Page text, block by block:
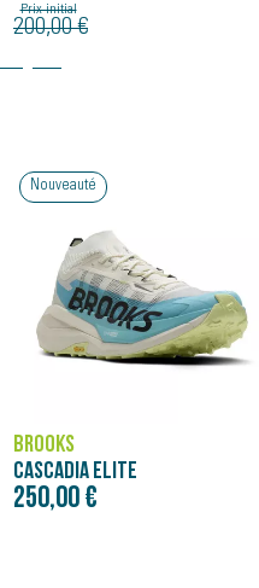
Prix initial
200,00 €
Nouveauté
BROOKS
CASCADIA ELITE
250,00 €